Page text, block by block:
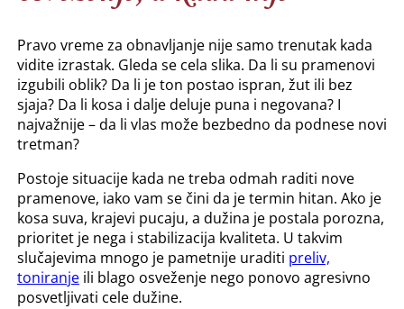
Pravo vreme za obnavljanje nije samo trenutak kada
vidite izrastak. Gleda se cela slika. Da li su pramenovi
izgubili oblik? Da li je ton postao ispran, žut ili bez
sjaja? Da li kosa i dalje deluje puna i negovana? I
najvažnije – da li vlas može bezbedno da podnese novi
tretman?
Postoje situacije kada ne treba odmah raditi nove
pramenove, iako vam se čini da je termin hitan. Ako je
kosa suva, krajevi pucaju, a dužina je postala porozna,
prioritet je nega i stabilizacija kvaliteta. U takvim
slučajevima mnogo je pametnije uraditi preliv,
toniranjeili blago osveženje nego ponovo agresivno
posvetljivati cele dužine.